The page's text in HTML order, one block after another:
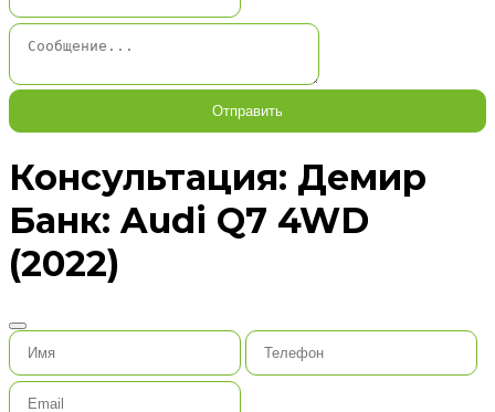
Отправить
Консультация: Демир
Банк: Audi Q7 4WD
(2022)